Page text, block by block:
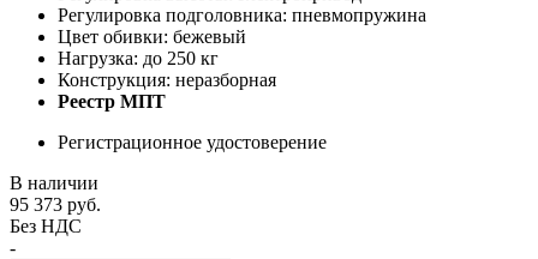
Регулировка подголовника: пневмопружина
Цвет обивки: бежевый
Нагрузка: до 250 кг
Конструкция: неразборная
Реестр МПТ
Регистрационное удостоверение
В наличии
95 373 руб.
Без НДС
-